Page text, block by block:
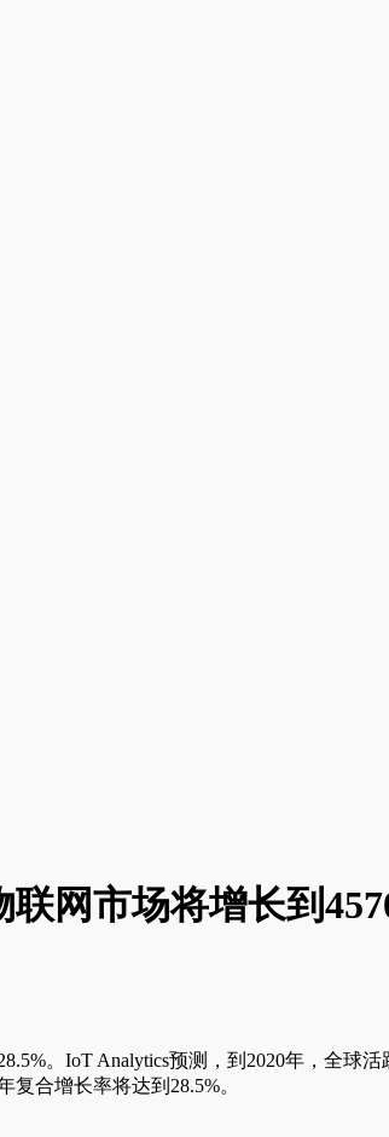
网市场将增长到
。IoT Analytics预测，到2020年，全球
复合增长率将达到28.5%。